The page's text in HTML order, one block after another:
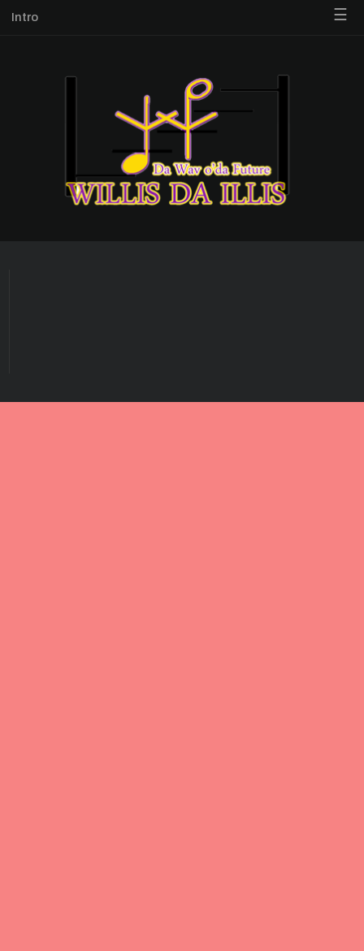
Intro ☰